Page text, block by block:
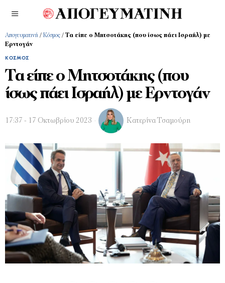
Απογευματινή / Κόσμος / Τα είπε ο Μητσοτάκης (που ίσως πάει Ισραήλ) με
Ερντογάν
ΚΌΣΜΟΣ
Τα είπε ο Μητσοτάκης (που
ίσως πάει Ισραήλ) με Ερντογάν
17:37 - 17 Οκτωβρίου 2023 Κατερίνα Τσαμούρη